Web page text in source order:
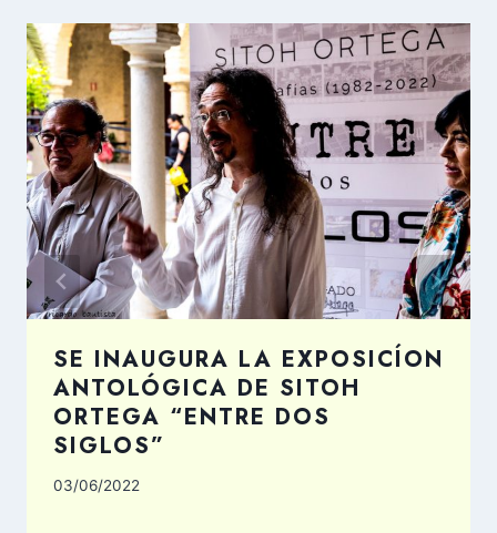
SE INAUGURA LA EXPOSICÍON
ANTOLÓGICA DE SITOH
ORTEGA “ENTRE DOS
SIGLOS”
03/06/2022